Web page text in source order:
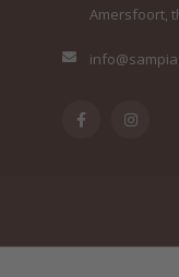
Amersfoort,